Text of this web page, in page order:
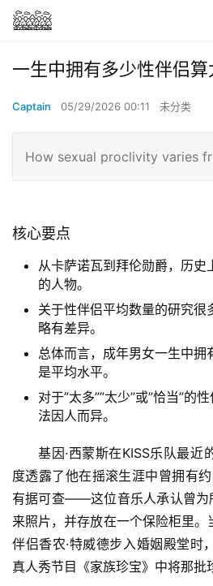
一生中拥有多少性伴侣算
Captain 05/29/2026 00:11 未分类
How sexual proclivity varies
核心要点
从卡萨诺瓦到拜伦勋爵，历史
的人物。
关于性伴侣平均数量的研究很
略有差异。
总体而言，成年男女一生中拥
是平均水平。
对于”太多””太少”或”恰当”的
法因人而异。
基因·西蒙斯在KISS乐队最近
度透露了他在摇滚生涯中曾拥有
有据可查——这位音乐人承认曾为
来照片，并存放在一个保险柜里。
伴侣香农·特威德步入婚姻殿堂时
真人秀节目《家族珍宝》中将那批